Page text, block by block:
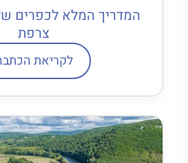
המדריך המלא לכפרים
צרפת
לקריאת